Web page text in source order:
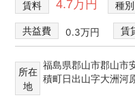
賃料 4.7万円 種別
共益費 0.3万円 賃
所在
地
福島県郡山市郡山市
積町日出山字大洲河